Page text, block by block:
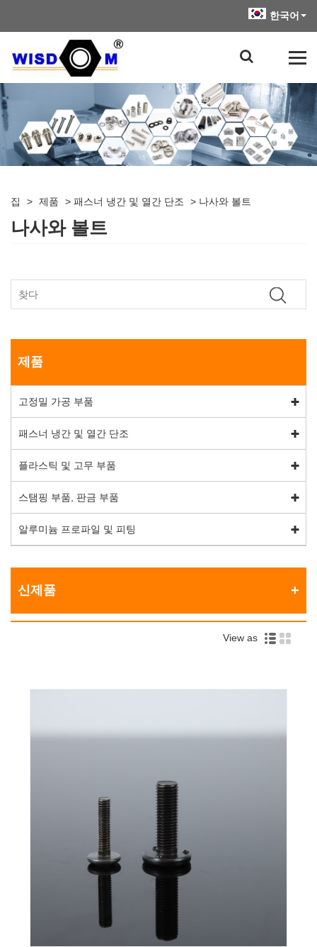
한국어
집 > 제품 > 패스너 냉간 및 열간 단조 > 나사와 볼트
나사와 볼트
제품
고정밀 가공 부품
패스너 냉간 및 열간 단조
플라스틱 및 고무 부품
스탬핑 부품, 판금 부품
알루미늄 프로파일 및 피팅
신제품
View as